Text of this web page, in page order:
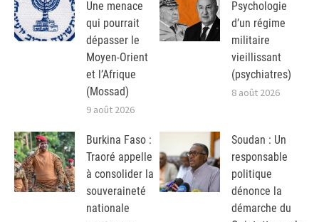
Une menace
qui pourrait
dépasser le
Moyen-Orient
et l’Afrique
(Mossad)
9 août 2026
Psychologie
d’un régime
militaire
vieillissant
(psychiatres)
8 août 2026
Burkina Faso :
Traoré appelle
à consolider la
souveraineté
nationale
Soudan : Un
responsable
politique
dénonce la
démarche du